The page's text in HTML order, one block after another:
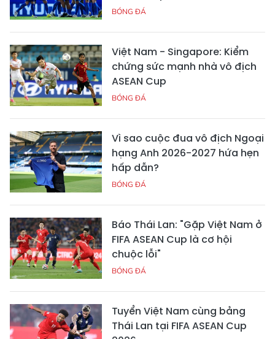
BÓNG ĐÁ
Việt Nam - Singapore: Kiểm
chứng sức mạnh nhà vô địch
ASEAN Cup
BÓNG ĐÁ
Vì sao cuộc đua vô địch Ngoại
hạng Anh 2026-2027 hứa hẹn
hấp dẫn?
BÓNG ĐÁ
Báo Thái Lan: "Gặp Việt Nam ở
FIFA ASEAN Cup là cơ hội
chuộc lỗi"
BÓNG ĐÁ
Tuyển Việt Nam cùng bảng
Thái Lan tại FIFA ASEAN Cup